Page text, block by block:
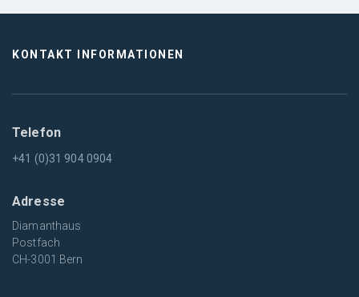
KONTAKT INFORMATIONEN
Telefon
+41 (0)31 904 0904
Adresse
Diamanthaus
Postfach
CH-3001 Bern